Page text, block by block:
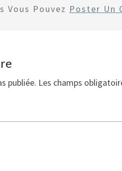
Vous Pouvez Poster Un
publiée. Les champs